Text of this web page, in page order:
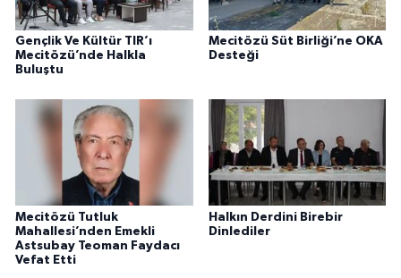
Gençlik Ve Kültür TIR’ı
Mecitözü’nde Halkla
Buluştu
Mecitözü Süt Birliği’ne OKA
Desteği
Mecitözü Tutluk
Mahallesi’nden Emekli
Astsubay Teoman Faydacı
Vefat Etti
Halkın Derdini Birebir
Dinlediler